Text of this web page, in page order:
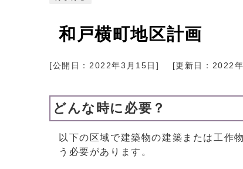
和戸横町地区計画
[公開日： 2022年3月15日 ] [更新日： 2022
どんな時に必要？
以下の区域で建築物の建築または工作
う必要があります。